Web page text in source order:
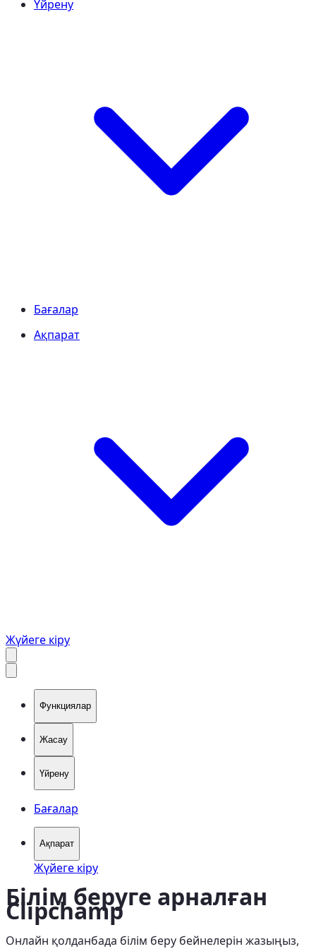
Үйрену
Бағалар
Ақпарат
Жүйеге кіру
Функциялар
Жасау
Үйрену
Бағалар
Ақпарат
Жүйеге кіру
Білім беруге арналған
Clipchamp
Онлайн қолданбада білім беру бейнелерін жазыңыз,